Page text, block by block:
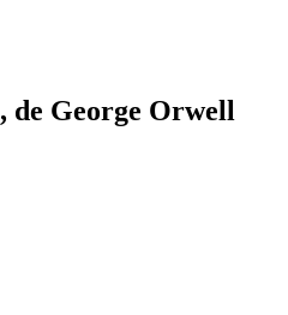
, de George Orwell